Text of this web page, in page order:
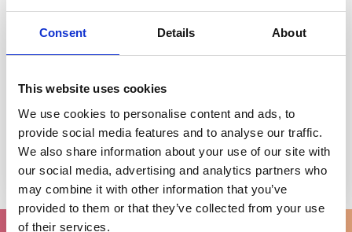
Consent Details About
This website uses cookies
We use cookies to personalise content and ads, to
provide social media features and to analyse our traffic.
We also share information about your use of our site with
our social media, advertising and analytics partners who
may combine it with other information that you’ve
provided to them or that they’ve collected from your use
of their services.